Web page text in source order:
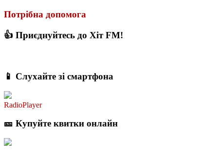
Потрібна допомога
👍 Приєднуйтесь до Хіт FM!
📱 Слухайте зі смартфона
RadioPlayer
🎫 Купуйте квитки онлайн